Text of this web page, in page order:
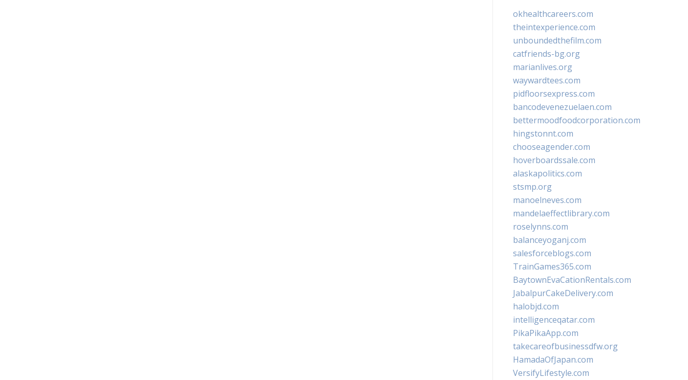
okhealthcareers.com
theintexperience.com
unboundedthefilm.com
catfriends-bg.org
marianlives.org
waywardtees.com
pidfloorsexpress.com
bancodevenezuelaen.com
bettermoodfoodcorporation.com
hingstonnt.com
chooseagender.com
hoverboardssale.com
alaskapolitics.com
stsmp.org
manoelneves.com
mandelaeffectlibrary.com
roselynns.com
balanceyoganj.com
salesforceblogs.com
TrainGames365.com
BaytownEvaCationRentals.com
JabalpurCakeDelivery.com
halobjd.com
intelligenceqatar.com
PikaPikaApp.com
takecareofbusinessdfw.org
HamadaOfJapan.com
VersifyLifestyle.com